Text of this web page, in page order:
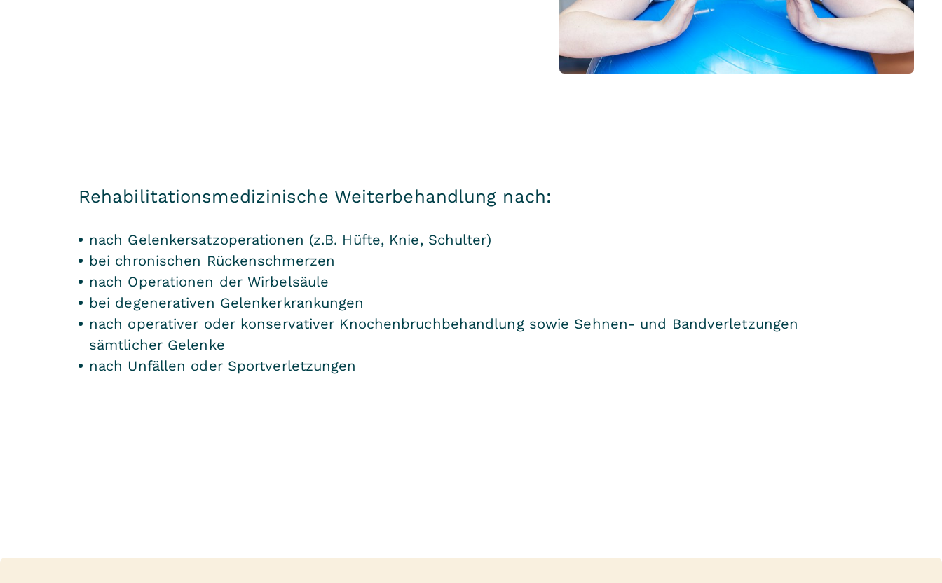
Rehabilitationsmedizinische Weiterbehandlung nach:
nach Gelenkersatzoperationen (z.B. Hüfte, Knie, Schulter)
bei chronischen Rückenschmerzen
nach Operationen der Wirbelsäule
bei degenerativen Gelenkerkrankungen
nach operativer oder konservativer Knochenbruchbehandlung sowie Sehnen- und Bandverletzungen
sämtlicher Gelenke
nach Unfällen oder Sportverletzungen